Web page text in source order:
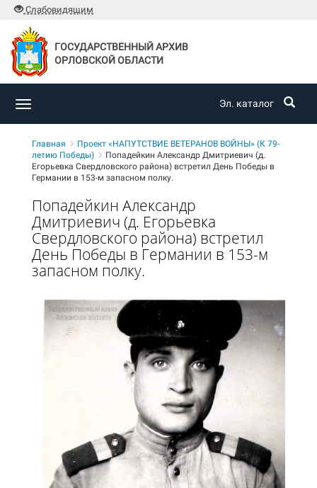
Слабовидящим
ГОСУДАРСТВЕННЫЙ АРХИВ
ОРЛОВСКОЙ ОБЛАСТИ
Toggle
Эл. каталог
Главная
Проект «НАПУТСТВИЕ ВЕТЕРАНОВ ВОЙНЫ» (К 79-
летию Победы)
Попадейкин Александр Дмитриевич (д.
Егорьевка Свердловского района) встретил День Победы в
Германии в 153-м запасном полку.
Попадейкин Александр
Дмитриевич (д. Егорьевка
Свердловского района) встретил
День Победы в Германии в 153-м
запасном полку.